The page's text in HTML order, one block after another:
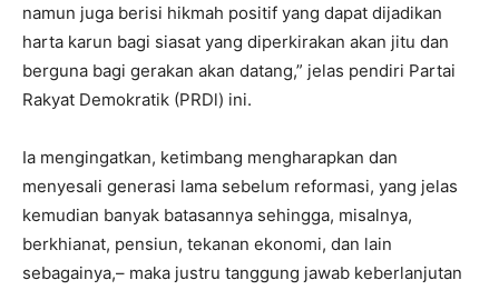
namun juga berisi hikmah positif yang dapat dijadikan
harta karun bagi siasat yang diperkirakan akan jitu dan
berguna bagi gerakan akan datang,” jelas pendiri Partai
Rakyat Demokratik (PRDl) ini.
Ia mengingatkan, ketimbang mengharapkan dan
menyesali generasi lama sebelum reformasi, yang jelas
kemudian banyak batasannya sehingga, misalnya,
berkhianat, pensiun, tekanan ekonomi, dan lain
sebagainya,– maka justru tanggung jawab keberlanjutan